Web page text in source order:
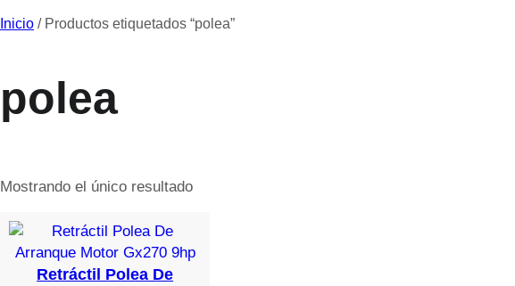
Inicio / Productos etiquetados “polea”
polea
Mostrando el único resultado
Retráctil Polea De